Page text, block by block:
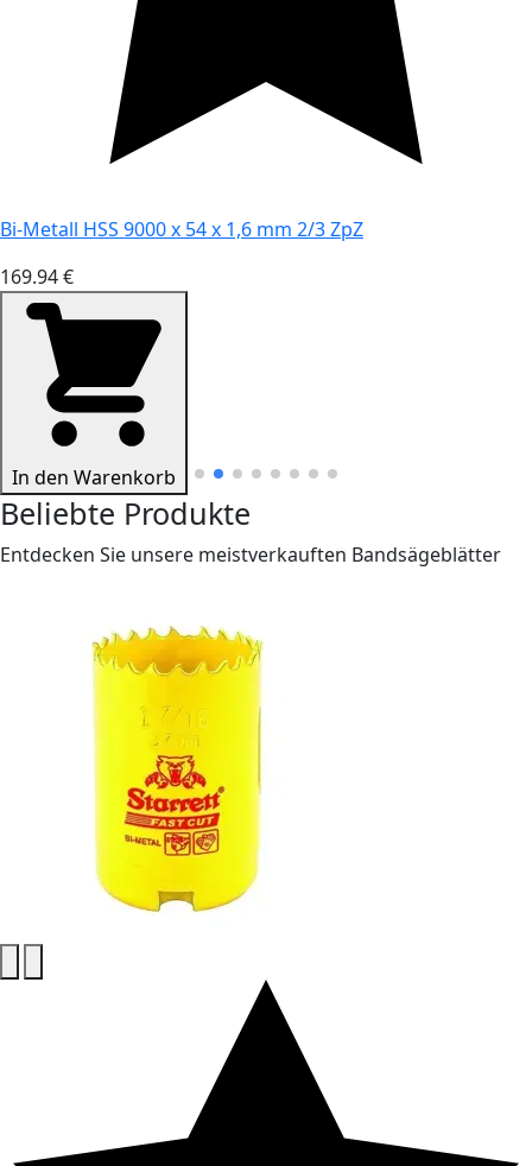
Bi-Metall HSS 9000 x 54 x 1,6 mm 2/3 ZpZ
169.94 €
In den Warenkorb
Beliebte Produkte
Entdecken Sie unsere meistverkauften Bandsägeblätter